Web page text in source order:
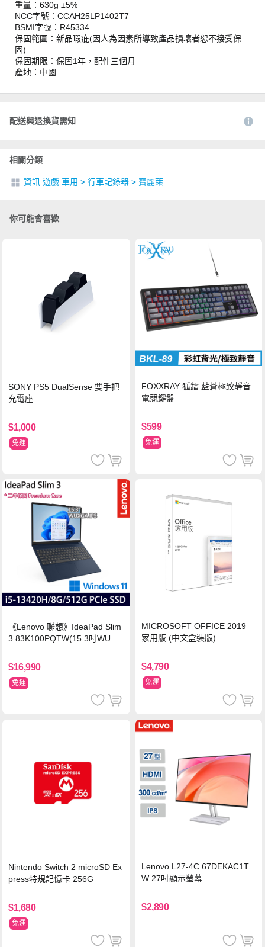
重量：630g ±5%
NCC字號：CCAH25LP1402T7
BSMI字號：R45334
保固範圍：新品瑕疪(因人為因素所導致產品損壞者恕不接受保
固)
保固期限：保固1年，配件三個月
產地：中國
配送與退換貨需知
相關分類
資訊 遊戲 車用 > 行車記錄器 > 寶麗萊
你可能會喜歡
SONY PS5 DualSense 雙手把
充電座
$1,000
免運
FOXXRAY 狐鐳 藍蒼極致靜音
電競鍵盤
$599
免運
《Lenovo 聯想》IdeaPad Slim
3 83K100PQTW(15.3吋WUXG
n11/二年保)
$16,990
免運
MICROSOFT OFFICE 2019
家用版 (中文盒裝版)
$4,790
免運
Nintendo Switch 2 microSD Ex
press特規記憶卡 256G
$1,680
免運
Lenovo L27-4C 67DEKAC1T
W 27吋顯示螢幕
$2,890